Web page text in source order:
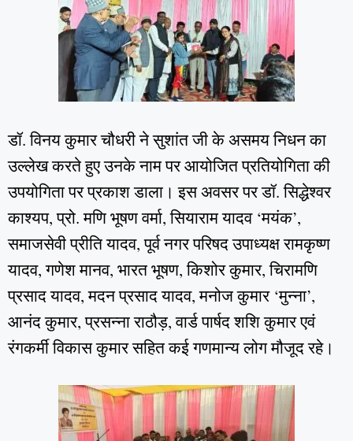
डॉ. विनय कुमार चौधरी ने सुशांत जी के असमय निधन का
उल्लेख करते हुए उनके नाम पर आयोजित प्रतियोगिता की
उपयोगिता पर प्रकाश डाला। इस अवसर पर डॉ. सिद्धेश्वर
काश्यप, प्रो. मणि भूषण वर्मा, सियाराम यादव ‘मयंक’,
समाजसेवी प्रीति यादव, पूर्व नगर परिषद उपाध्यक्ष रामकृष्ण
यादव, गणेश मानव, भारत भूषण, किशोर कुमार, चिरामणि
प्रसाद यादव, मदन प्रसाद यादव, मनोज कुमार ‘मुन्ना’,
आनंद कुमार, प्रसन्ना राठौड़, वार्ड पार्षद शशि कुमार एवं
रंगकर्मी विकास कुमार सहित कई गणमान्य लोग मौजूद रहे।